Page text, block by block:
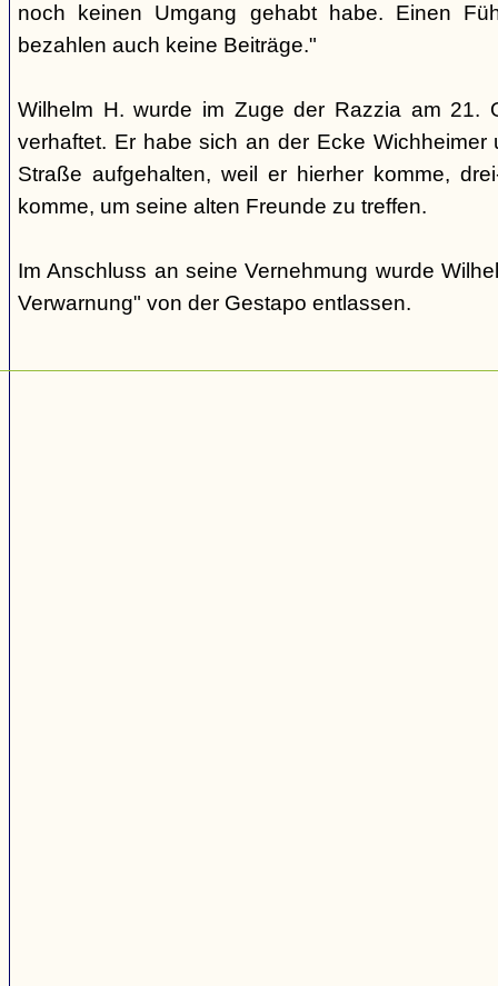
noch keinen Umgang gehabt habe. Einen
bezahlen auch keine Beiträge."
Wilhelm H. wurde im Zuge der Razzia am 21.
verhaftet. Er habe sich an der Ecke Wichheimer
Straße aufgehalten, weil er hierher komme,
komme, um seine alten Freunde zu treffen.
Im Anschluss an seine Vernehmung wurde
Verwarnung" von der Gestapo entlassen.